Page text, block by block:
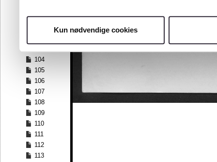
Kun nødvendige cookies
100
104
105
106
107
108
109
110
111
112
113